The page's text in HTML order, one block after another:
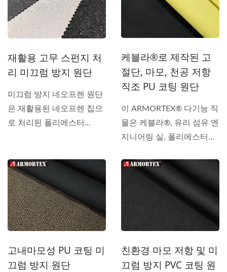
재활용 고무 스펀지 처
리 미끄럼 방지 원단
미끄럼 방지 네오프렌 원단
은 재활용된 네오프렌 칩으
로 처리된 폴리에스터...
케블라®로 제작된 고
절단, 마모, 천공 저항
직조 PU 코팅 원단
이 ARMORTEX® 다기능 직
물은 케블라®, 유리 섬유 엔
지니어링 실, 폴리에스터...
고내마모성 PU 코팅 미
끄럼 방지 원단
친환경 마모 저항 및 미
끄럼 방지 PVC 코팅 원